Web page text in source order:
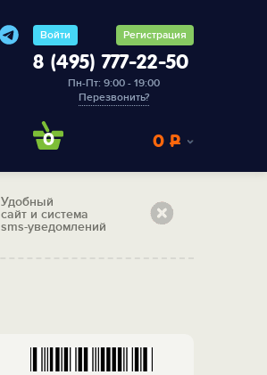
Войти Регистрация
8 (495) 777-22-50
Пн-Пт: 9:00 - 19:00
Перезвонить?
0 0 Р
Удобный
сайт и система
sms-уведомлений